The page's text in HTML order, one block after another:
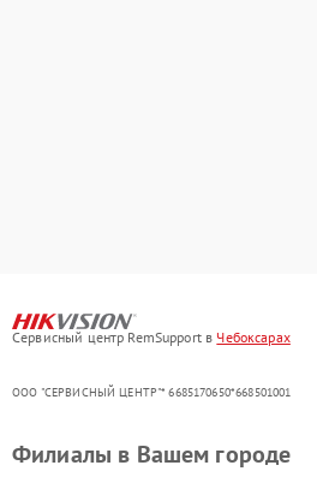
Сервисный центр RemSupport в Чебоксарах
ООО "СЕРВИСНЫЙ ЦЕНТР"* 6685170650*668501001
Филиалы в Вашем городе